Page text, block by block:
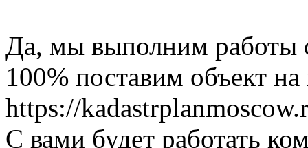
Да, мы выполним работы
100% поставим объект
https://
С вами будет работать